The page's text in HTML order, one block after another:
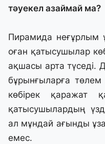
тәуекел азаймай ма?
Пирамида неғұрлым
оған қатысушылар
ақшасы арта
бұрынғыларға
көбірек қаражат
қатысушылардың
ал мұндай ағынды
емес.